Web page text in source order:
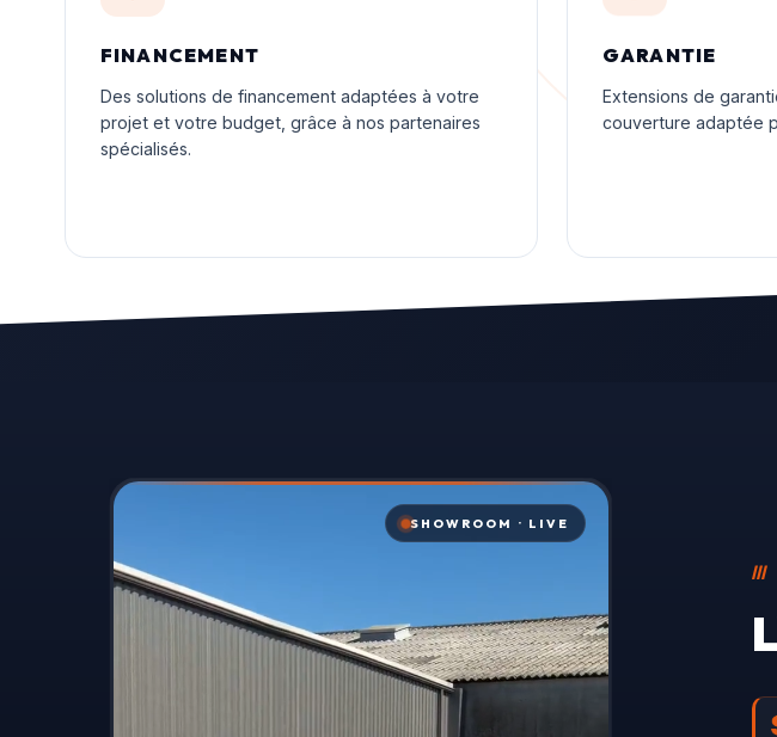
FINANCEMENT
Des solutions de financement adaptées à votre
projet et votre budget, grâce à nos partenaires
spécialisés.
GARANTIE
Extensions de
couverture adaptée
SHOWROOM · LIVE
///